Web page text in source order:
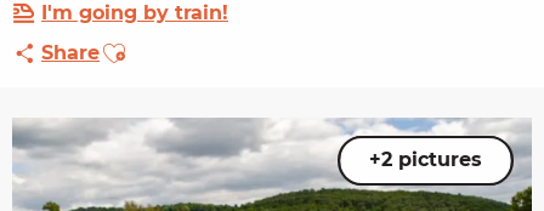
I'm going by train!
ShareAjouter aux favoris
+2 pictures